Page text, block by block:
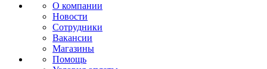
О компании
Новости
Сотрудники
Вакансии
Магазины
Помощь